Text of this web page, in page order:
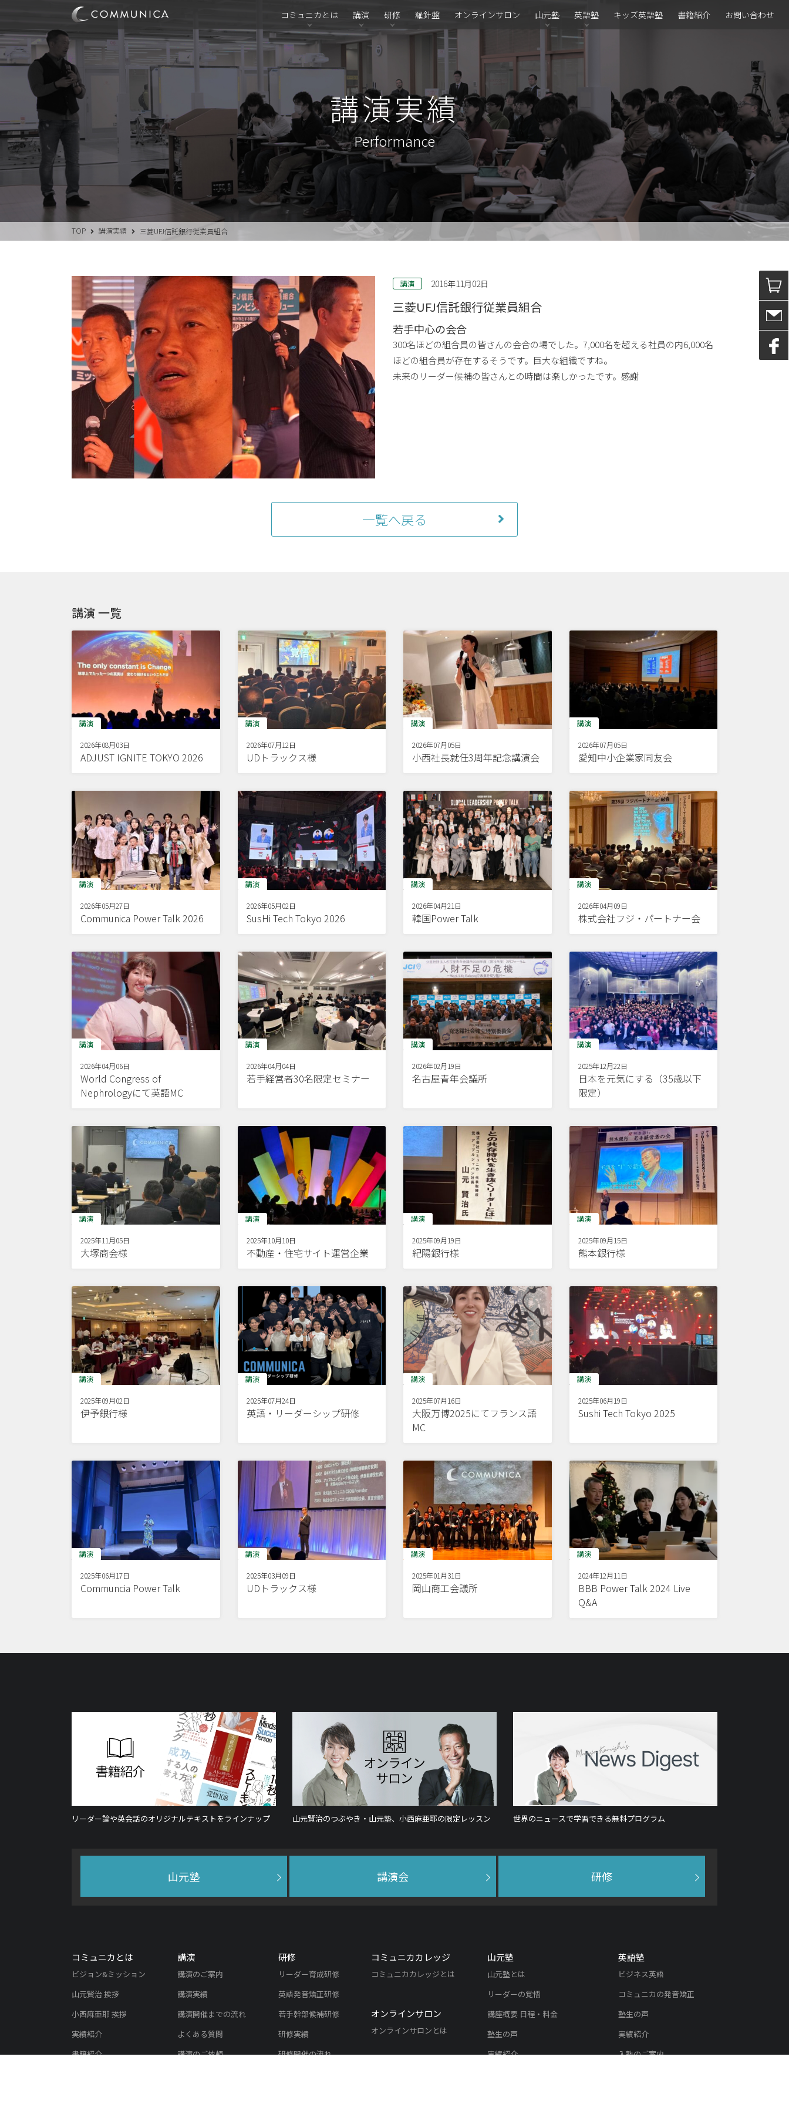
コミュニカとは 講演 研修 羅針盤 オンラインサロン 山元塾 英語塾 キッズ英語塾 書籍紹介 お問い合わせ
講演実績
Performance
TOP 講演実績 三菱UFJ信託銀行従業員組合
講演 2016年11月02日
三菱UFJ信託銀行従業員組合
若手中心の会合
300名ほどの組合員の皆さんの会合の場でした。7,000名を超える社員の内6,000名
ほどの組合員が存在するそうです。巨大な組織ですね。
未来のリーダー候補の皆さんとの時間は楽しかったです。感謝
一覧へ戻る
講演 一覧
講演
2026年08月03日
ADJUST IGNITE TOKYO 2026
講演
2026年07月12日
UDトラックス様
講演
2026年07月05日
小西社長就任3周年記念講演会
講演
2026年07月05日
愛知中小企業家同友会
講演
2026年05月27日
Communica Power Talk 2026
講演
2026年05月02日
SusHi Tech Tokyo 2026
講演
2026年04月21日
韓国Power Talk
講演
2026年04月09日
株式会社フジ・パートナー会
講演
2026年04月06日
World Congress of
Nephrologyにて英語MC
講演
2026年04月04日
若手経営者30名限定セミナー
講演
2026年02月19日
名古屋青年会議所
講演
2025年12月22日
日本を元気にする（35歳以下
限定）
講演
2025年11月05日
大塚商会様
講演
2025年10月10日
不動産・住宅サイト運営企業
講演
2025年09月19日
紀陽銀行様
講演
2025年09月15日
熊本銀行様
講演
2025年09月02日
伊予銀行様
講演
2025年07月24日
英語・リーダーシップ研修
講演
2025年07月16日
大阪万博2025にてフランス語
MC
講演
2025年06月19日
Sushi Tech Tokyo 2025
講演
2025年06月17日
Communcia Power Talk
講演
2025年03月09日
UDトラックス様
講演
2025年01月31日
岡山商工会議所
講演
2024年12月11日
BBB Power Talk 2024 Live
Q&A
リーダー論や英会話のオリジナルテキストをラインナップ 山元賢治のつぶやき・山元塾、小西麻亜耶の限定レッスン 世界のニュースで学習できる無料プログラム
山元塾 講演会 研修
コミュニカとは
ビジョン&ミッション
山元賢治 挨拶
小西麻亜耶 挨拶
実績紹介
書籍紹介
講演
講演のご案内
講演実績
講演開催までの流れ
よくある質問
講演のご依頼
研修
リーダー育成研修
英語発音矯正研修
若手幹部候補研修
研修実績
研修開催の流れ
コミュニカカレッジ
コミュニカカレッジとは
オンラインサロン
オンラインサロンとは
山元塾
山元塾とは
リーダーの覚悟
講座概要 日程・料金
塾生の声
実績紹介
英語塾
ビジネス英語
コミュニカの発音矯正
塾生の声
実績紹介
入塾のご案内